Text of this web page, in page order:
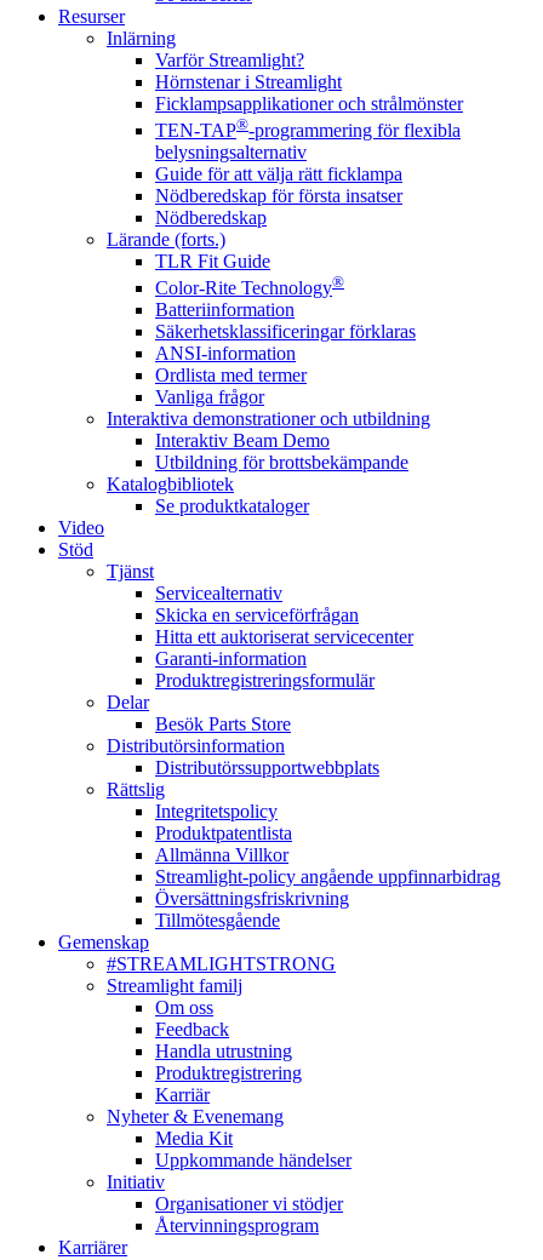
Resurser
Inlärning
Varför Streamlight?
Hörnstenar i Streamlight
Ficklampsapplikationer och strålmönster
TEN-TAP®-programmering för flexibla
belysningsalternativ
Guide för att välja rätt ficklampa
Nödberedskap för första insatser
Nödberedskap
Lärande (forts.)
TLR Fit Guide
Color-Rite Technology®
Batteriinformation
Säkerhetsklassificeringar förklaras
ANSI-information
Ordlista med termer
Vanliga frågor
Interaktiva demonstrationer och utbildning
Interaktiv Beam Demo
Utbildning för brottsbekämpande
Katalogbibliotek
Se produktkataloger
Video
Stöd
Tjänst
Servicealternativ
Skicka en serviceförfrågan
Hitta ett auktoriserat servicecenter
Garanti-information
Produktregistreringsformulär
Delar
Besök Parts Store
Distributörsinformation
Distributörssupportwebbplats
Rättslig
Integritetspolicy
Produktpatentlista
Allmänna Villkor
Streamlight-policy angående uppfinnarbidrag
Översättningsfriskrivning
Tillmötesgående
Gemenskap
#STREAMLIGHTSTRONG
Streamlight familj
Om oss
Feedback
Handla utrustning
Produktregistrering
Karriär
Nyheter & Evenemang
Media Kit
Uppkommande händelser
Initiativ
Organisationer vi stödjer
Återvinningsprogram
Karriärer